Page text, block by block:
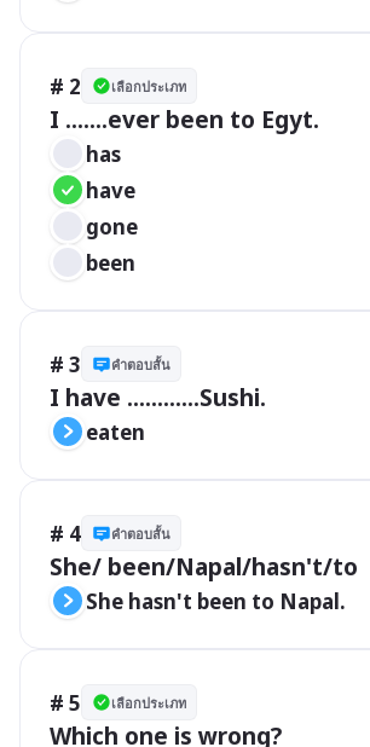
# 2 เลือกประเภท
I .......ever been to Egyt.
has
have
gone
been
# 3 คำตอบสั้น
I have ............Sushi.
eaten
# 4 คำตอบสั้น
She/ been/Napal/hasn't/to
She hasn't been to Napal.
# 5 เลือกประเภท
Which one is wrong?